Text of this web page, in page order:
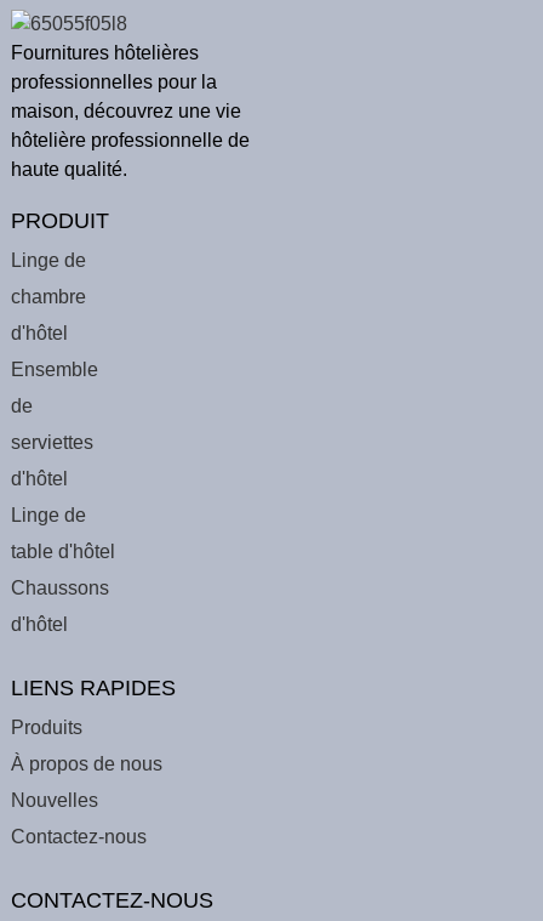
Fournitures hôtelières
professionnelles pour la
maison, découvrez une vie
hôtelière professionnelle de
haute qualité.
PRODUIT
Linge de
chambre
d'hôtel
Ensemble
de
serviettes
d'hôtel
Linge de
table d'hôtel
Chaussons
d'hôtel
LIENS RAPIDES
Produits
À propos de nous
Nouvelles
Contactez-nous
CONTACTEZ-NOUS